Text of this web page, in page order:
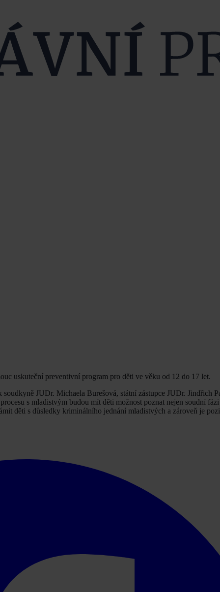
uskuteční preventivní program pro děti ve věku od 12 do 17 let.
JUDr. Michaela Burešová, státní zástupce JUDr. Jindřich
s mladistvým budou mít děti možnost poznat nejen soudní
děti s důsledky kriminálního jednání mladistvých a zároveň je